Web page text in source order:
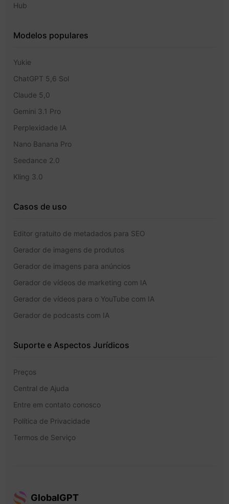
Hub
Modelos populares
Yukie
ChatGPT 5,6 Sol
Claude 5,0
Gemini 3.1 Pro
Perplexidade IA
Nano Banana Pro
Seedance 2.0
Kling 3.0
Casos de uso
Editor gratuito de metadados para SEO
Gerador de imagens de produtos
Gerador de imagens para anúncios
Gerador de vídeos de marketing com IA
Gerador de vídeos para o YouTube com IA
Gerador de podcasts com IA
Suporte e Aspectos Jurídicos
Preços
Central de Ajuda
Entre em contato conosco
Política de Privacidade
Termos de Serviço
GlobalGPT